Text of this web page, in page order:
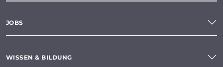
JOBS
WISSEN & BILDUNG